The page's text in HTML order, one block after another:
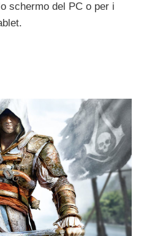
schermo del PC o per i